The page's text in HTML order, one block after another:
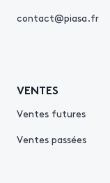
contact@piasa.fr
VENTES
Ventes futures
Ventes passées